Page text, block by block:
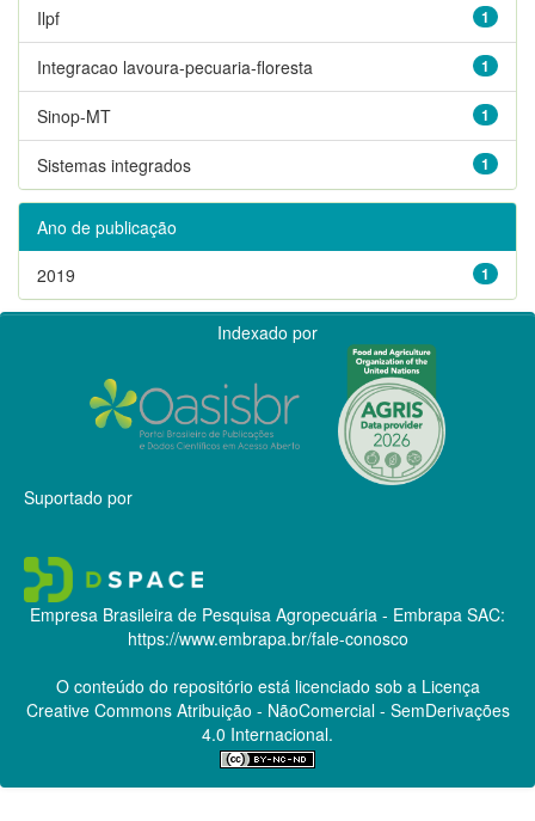
1
Ilpf
1
Integracao lavoura-pecuaria-floresta
1
Sinop-MT
1
Sistemas integrados
Ano de publicação
1
2019
Indexado por
Suportado por
Empresa Brasileira de Pesquisa Agropecuária - Embrapa SAC:
https://www.embrapa.br/fale-conosco
O conteúdo do repositório está licenciado sob a Licença
Creative CommonsAtribuição - NãoComercial - SemDerivações
4.0 Internacional.